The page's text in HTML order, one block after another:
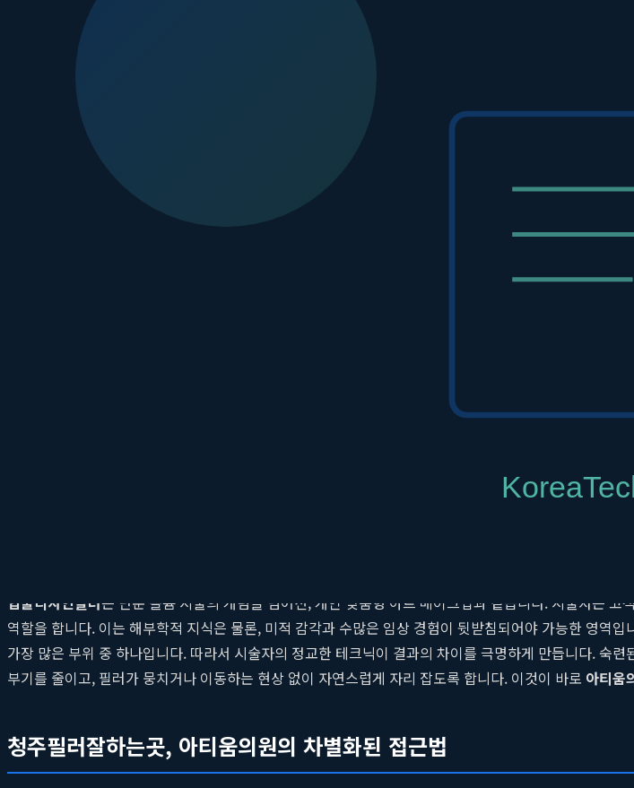
왜 청주입술필러 시술은 '디자인'이 핵심일까요?
입술 필러는 단순히 볼륨을 주입하는 간단한 시술이라고 생각하기 쉽습니다. 하지만 입술은 얼굴 전체
깊은 이해 없이 진행되는 시술은 오히려 부자연스럽고 만족스럽지 못한 결과를 초래할 수 있습니다. 진정
천편일률적인 입술 필러의 한계
술을 진행하기도 합니다. 이런 경우, 개인의 얼굴과는 조화롭지 않은 어색한 '소시지 입술'이 되거나, 표
아름다운 입술은 단순히 도톰한 것만으로 완성되지 않습니다. 얼굴의 황금비율에 맞춰 여러 요소를 복
와 선명도는 세련되고 매력적인 이미지를 연출하는 데 중요한 역할을 합니다. 무표정일 때 자연스럽게
의 모양뿐만 아니라 코와 턱 끝을 잇는 라인, 웃을 때 드러나는 치아의 정도, 얼굴 전체의 대칭성까지 고려
입술디자인필러는 단순 볼륨 시술의 개념을 넘어선, 개인 맞춤형 아트 메이크업과 같습니다. 시술자는
역할을 합니다. 이는 해부학적 지식은 물론, 미적 감각과 수많은 임상 경험이 뒷받침되어야 가능한 영역
가장 많은 부위 중 하나입니다. 따라서 시술자의 정교한 테크닉이 결과의 차이를 극명하게 만듭니다. 숙
부기를 줄이고, 필러가 뭉치거나 이동하는 현상 없이 자연스럽게 자리 잡도록 합니다. 이것이 바로 아티움
청주필러잘하는곳, 아티움의원의 차별화된 접근법